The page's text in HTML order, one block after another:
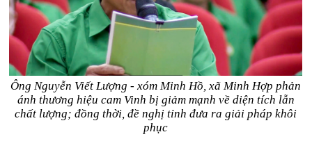
ÔngNguyễn Viết Lượng- xóm Minh Hồ, xã Minh Hợp phản
ánh thương hiệu cam Vinh bị giảm mạnh về diện tích lẫn
chất lượng; đồng thời, đề nghị tỉnh đưa ra giải pháp khôi
phục